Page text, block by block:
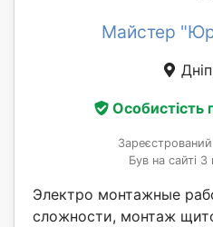
Майстер
Особистість
Був на сайті 3
Электро монтажные
сложности, монтаж